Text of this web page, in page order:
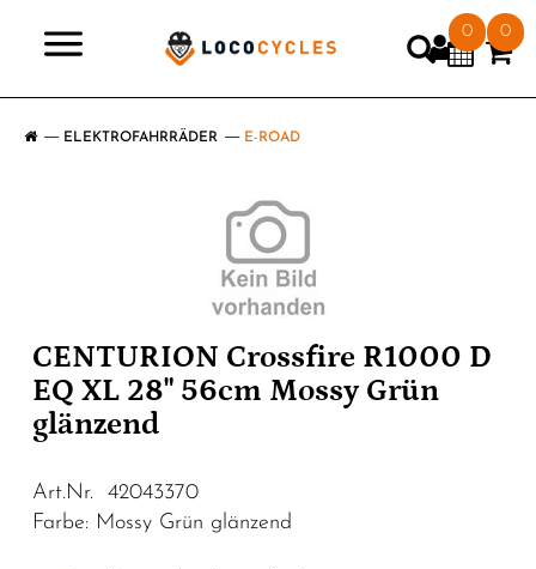
0 0
ELEKTROFAHRRÄDER E-ROAD
CENTURION Crossfire R1000 D
EQ XL 28" 56cm Mossy Grün
glänzend
Art.Nr. 42043370
Farbe: Mossy Grün glänzend